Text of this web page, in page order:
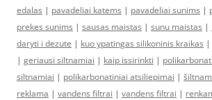
edalas | pavadeliai katems | pavadeliai sunims |
prekes sunims | sausas maistas | sunu maistas |
daryti i dezute | kuo ypatingas silikoninis kraikas |
| geriausi siltnamiai | kaip issirinkti |
siltnamiai | polikarbonatiniai atsiliepimai |
reklama | vandens filtrai | vandens filtrai |